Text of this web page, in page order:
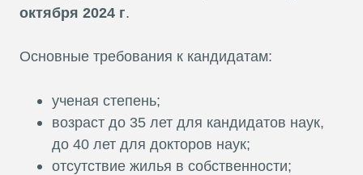
октября 2024 г.
Основные требования к кандидатам:
ученая степень;
возраст до 35 лет для кандидатов наук,
до 40 лет для докторов наук;
отсутствие жилья в собственности;